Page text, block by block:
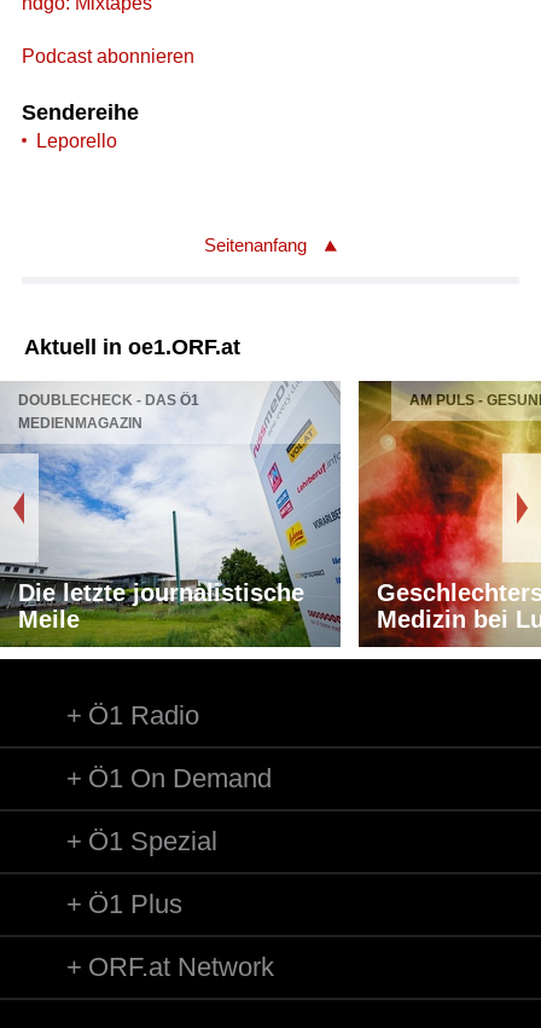
Podcast abonnieren
Sendereihe
Leporello
Seitenanfang
Aktuell in oe1.ORF.at
DOUBLECHECK - DAS Ö1
MEDIENMAGAZIN
Die letzte journalistische
Meile
AM PULS -
Medizin bei
Ö1 Radio
Ö1 On Demand
Ö1 Spezial
Ö1 Plus
ORF.at Network